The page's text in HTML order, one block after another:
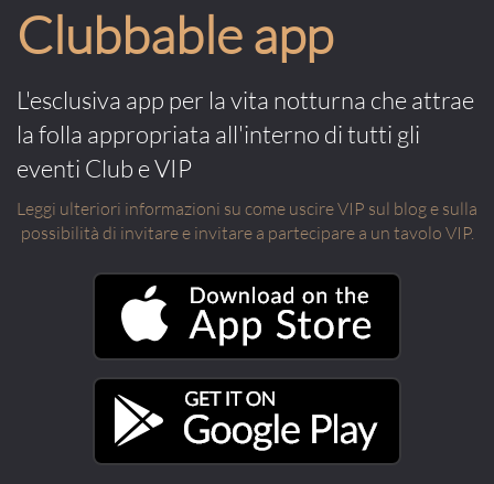
Clubbable app
L'esclusiva app per la vita notturna che attrae
la folla appropriata all'interno di tutti gli
eventi Club e VIP
Leggi ulteriori informazioni su come uscire VIP sul blog e sulla
possibilità di invitare e invitare a partecipare a un tavolo VIP.